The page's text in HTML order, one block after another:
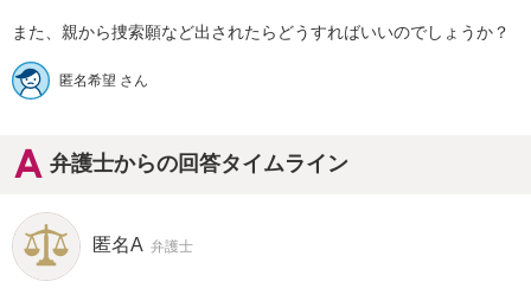
また、親から捜索願など出されたらどうすればいいのでしょうか？
匿名希望 さん
弁護士からの回答タイムライン
匿名A 弁護士